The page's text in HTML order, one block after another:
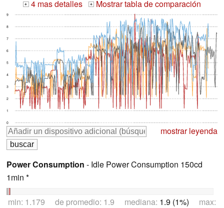
+ 4 mas detalles + Mostrar tabla de comparación
0
1
2
3
4
5
6
7
8
9
mostrar leyenda
Power Consumption - Idle Power Consumption 150cd
1min *
min: 1.179 de promedio: 1.9 mediana: 1.9 (1%) max: